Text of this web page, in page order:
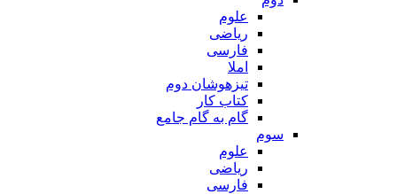
علوم
ریاضی
فارسی
املا
تیزهوشان دوم
کتاب کار
گام به گام جامع
سوم
علوم
ریاضی
فارسی